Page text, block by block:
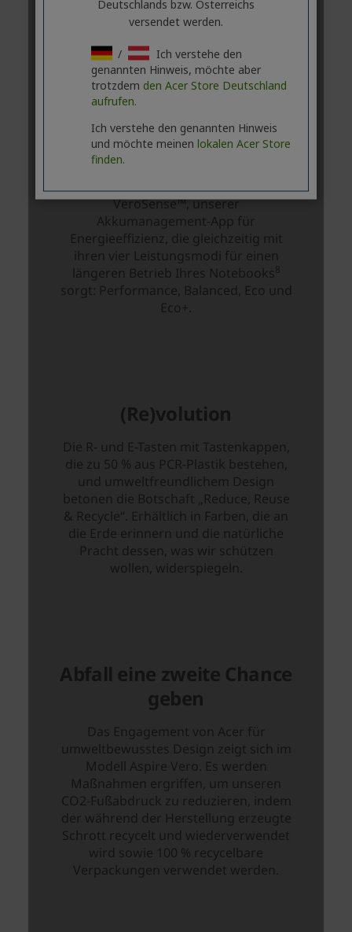
Deutschlands bzw. Österreichs
versendet werden.
/
Ich verstehe den
genannten Hinweis, möchte aber
trotzdem den Acer Store Deutschland
aufrufen.
Ich verstehe den genannten Hinweis
und möchte meinen lokalen Acer Store
finden.